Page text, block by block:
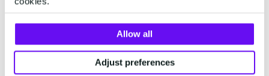
Allow all
Adjust preferences
Als je klant vervolgens een antwoord stuurt op
je bericht, opent een nieuw Customer Care-
venster voor klantenservice en krijg je weer de
mogelijkheid om Session Messages te versturen.